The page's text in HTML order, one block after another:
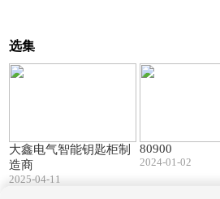
选集
大鑫电气智能钥匙柜制
造商
2025-04-11
80900
2024-01-02